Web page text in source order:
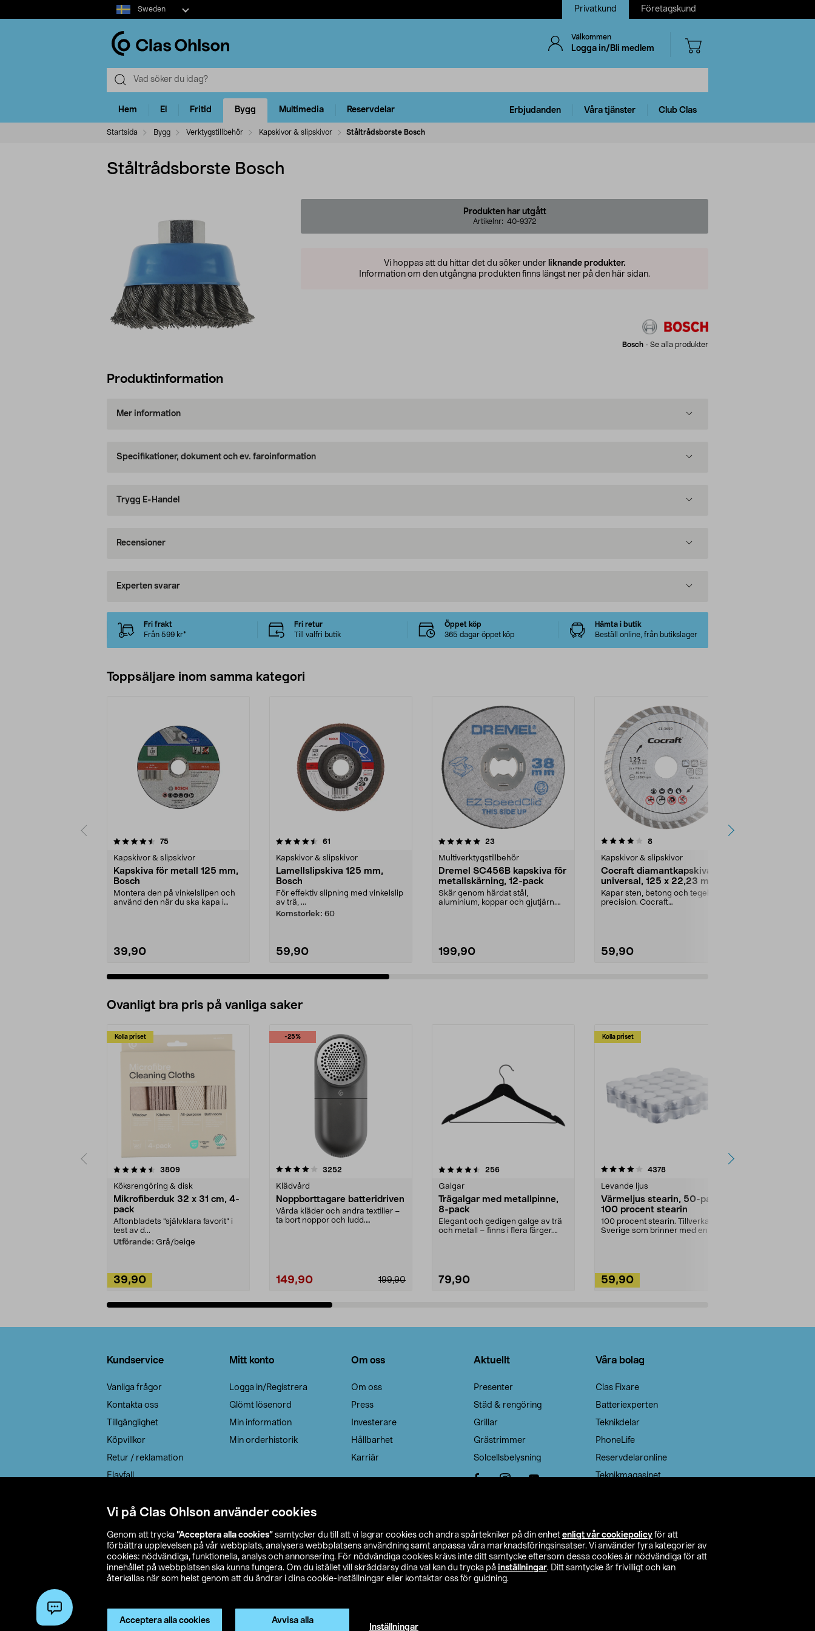
Vi på Clas Ohlson använder cookies
Genom att trycka ”Acceptera alla cookies” samtycker du till att vi lagrar cookies och andra spårtekniker på din enhet enligt vår cookiepolicy för att
förbättra upplevelsen på vår webbplats, analysera webbplatsens användning samt anpassa våra marknadsföringsinsatser. Vi använder fyra kategorier av
cookies: nödvändiga, funktionella, analys och annonsering. För nödvändiga cookies krävs inte ditt samtycke eftersom dessa cookies är nödvändiga för att
innehållet på webbplatsen ska kunna fungera. Om du istället vill skräddarsy dina val kan du trycka på inställningar. Ditt samtycke är frivilligt och kan
återkallas när som helst genom att du ändrar i dina cookie-inställningar eller kontaktar oss för guidning.
Acceptera alla cookies Avvisa alla
Inställningar
Select
market
Sweden Privatkund Företagskund
Välkommen
Logga in/Bli medlem
Hem El Fritid Bygg Multimedia Reservdelar Erbjudanden Våra tjänster Club Clas
Startsida Bygg Verktygstillbehör Kapskivor & slipskivor Ståltrådsborste Bosch
Ståltrådsborste Bosch
Produkten har utgått
Artikelnr: 40-9372
Vi hoppas att du hittar det du söker under liknande produkter.
Information om den utgångna produkten finns längst ner på den här sidan.
Bosch - Se alla produkter
Produktinformation
Mer information
Specifikationer, dokument och ev. faroinformation
Trygg E-Handel
Recensioner
Experten svarar
Fri frakt
Från 599 kr*
Fri retur
Till valfri butik
Öppet köp
365 dagar öppet köp
Hämta i butik
Beställ online, från butikslager
Toppsäljare inom samma kategori
75recensioner
Kapskivor & slipskivor
Kapskiva för metall 125 mm,
Bosch
Montera den på vinkelslipen och
använd den när du ska kapa i
39,90
4.5 av 5 stjärnor 61
Kapskivor & slipskivor
Lamellslipskiva 125 mm,
Bosch
För effektiv slipning med vinkelslip
av trä, ...
Kornstorlek: 60
59,90
5.0 av 5 stjärnor 23
Multiverktygstillbehör
Dremel SC456B kapskiva för
metallskärning, 12-pack
Skär genom härdat stål,
aluminium, koppar och gjutjärn.
199,90
4.0 av 5 stjärnor 8recensioner
Kapskivor & slipskivor
Cocraft diamantkapskiva
universal, 125 x 22,23 mm
Kapar sten, betong och tegel med
precision. Cocraft
59,90
4.5 av 5 stjärnor
Ovanligt bra pris på vanliga saker
Kolla priset
3809recensioner
Köksrengöring & disk
Mikrofiberduk 32 x 31 cm, 4-
pack
Aftonbladets "självklara favorit” i
test av d...
Utförande: Grå/beige
39,90
-25%
4.0av 5 stjärnor 3252
Klädvård
Noppborttagare batteridriven
Vårda kläder och andra textilier –
ta bort noppor och ludd.
199,90
149,90
4.5av 5 stjärnor 256recensioner
Galgar
Trägalgar med metallpinne,
8-pack
Elegant och gedigen galge av trä
och metall – finns i flera färger.
79,90
Kolla priset
4.0av 5 stjärnor 4378recensioner
Levande ljus
Värmeljus stearin, 50-pack,
100 procent stearin
100 procent stearin. Tillverkade i
Sverige som brinner med en
59,90
4.5av 5 stjärnor
Kundservice
Vanliga frågor
Kontakta oss
Tillgänglighet
Köpvillkor
Retur / reklamation
Elavfall
Leveransalternativ
Mitt konto
Logga in/Registrera
Glömt lösenord
Min information
Min orderhistorik
Om oss
Om oss
Press
Investerare
Hållbarhet
Karriär
Aktuellt
Presenter
Städ & rengöring
Grillar
Grästrimmer
Solcellsbelysning
Våra bolag
Clas Fixare
Batteriexperten
Teknikdelar
PhoneLife
Reservdelaronline
Teknikmagasinet